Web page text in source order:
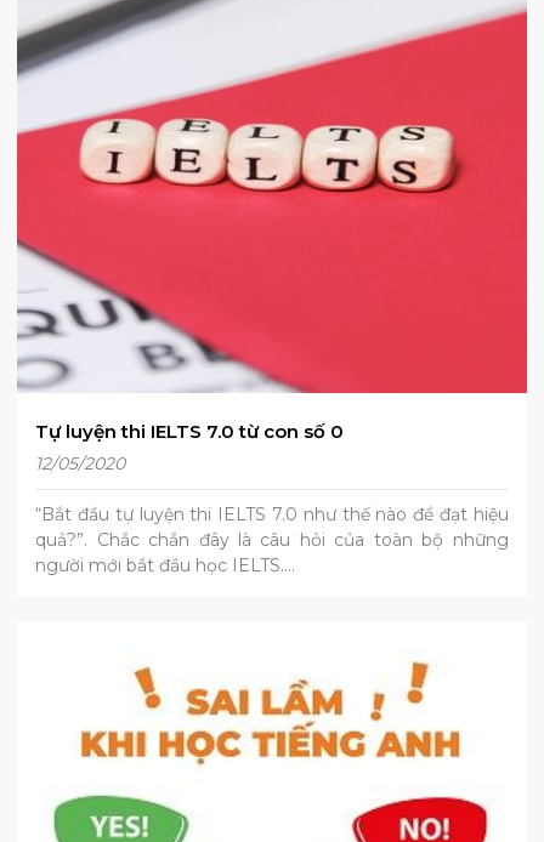
Tự luyện thi IELTS 7.0 từ con số 0
12/05/2020
“Bắt đầu tự luyện thi IELTS 7.0 như thế nào để đạt hiệu
quả?”. Chắc chắn đây là câu hỏi của toàn bộ những
người mới bắt đầu học IELTS.…